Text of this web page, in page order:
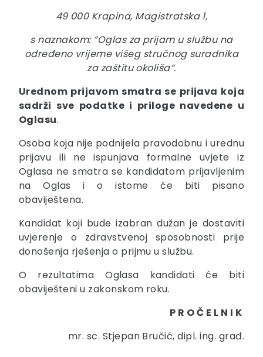
49 000 Krapina, Magistratska 1,
s naznakom: ”Oglas za prijam u službu na
određeno vrijeme višeg stručnog suradnika
za zaštitu okoliša”.
Urednom prijavom smatra se prijava koja
sadrži sve podatke i priloge navedene u
Oglasu.
Osoba koja nije podnijela pravodobnu i urednu
prijavu ili ne ispunjava formalne uvjete iz
Oglasa ne smatra se kandidatom prijavljenim
na Oglas i o istome će biti pisano
obaviještena.
Kandidat koji bude izabran dužan je dostaviti
uvjerenje o zdravstvenoj sposobnosti prije
donošenja rješenja o prijmu u službu.
O rezultatima Oglasa kandidati će biti
obaviješteni u zakonskom roku.
P R O Č E L N I K
mr. sc. Stjepan Bručić, dipl. ing. građ.